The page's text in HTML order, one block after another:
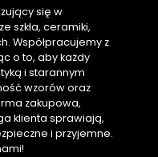
się w
szkła, ceramiki,
Współpracujemy z
o to, aby każdy
i starannym
wzorów oraz
zakupowa,
klienta sprawiają,
i przyjemne.